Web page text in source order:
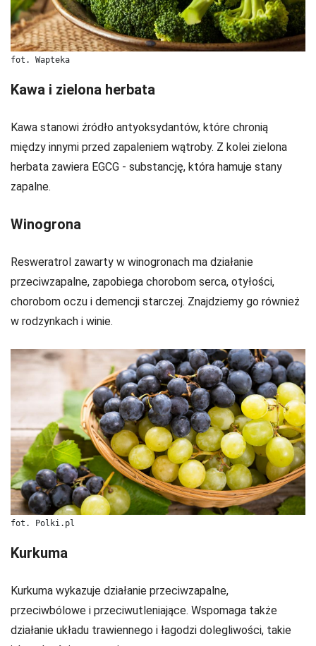
fot. Wapteka
Kawa i zielona herbata
Kawa stanowi źródło antyoksydantów, które chronią
między innymi przed zapaleniem wątroby. Z kolei zielona
herbata zawiera EGCG - substancję, która hamuje stany
zapalne.
Winogrona
Resweratrol zawarty w winogronach ma działanie
przeciwzapalne, zapobiega chorobom serca, otyłości,
chorobom oczu i demencji starczej. Znajdziemy go również
w rodzynkach i winie.
fot. Polki.pl
Kurkuma
Kurkuma wykazuje działanie przeciwzapalne,
przeciwbólowe i przeciwutleniające. Wspomaga także
działanie układu trawiennego i łagodzi dolegliwości, takie